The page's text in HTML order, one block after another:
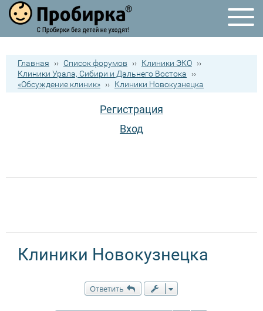
Главная ›› Список форумов ›› Клиники ЭКО ››
Клиники Урала, Сибири и Дальнего Востока
››
«Обсуждение клиник» ›› Клиники Новокузнецка
Регистрация
Вход
Клиники Новокузнецка
Ответить